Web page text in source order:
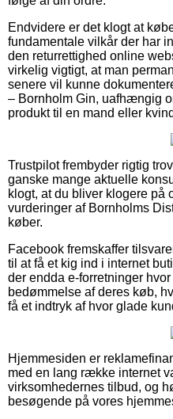
Endvidere er det klogt at
fundamentale vilkår der har
den returrettighed online
virkelig vigtigt, at man
senere vil kunne
– Bornholm Gin, uafhængig
produkt til en mand eller
Trustpilot frembyder rigtig
ganske mange aktuelle
klogt, at du bliver klogere på
vurderinger af Bornholms
køber.
Facebook fremskaffer
til at få et kig ind i internet
der endda e-forretninger
bedømmelse af deres køb,
få et indtryk af hvor glade
Hjemmesiden er
med en lang række internet
virksomhedernes tilbud, og
besøgende på vores